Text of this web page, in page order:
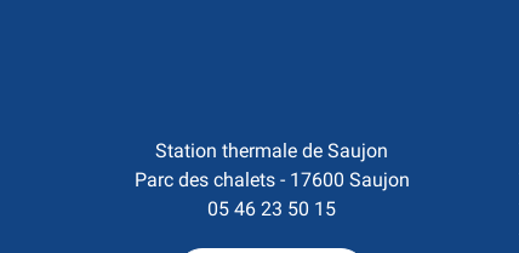
Station thermale de Saujon
Parc des chalets - 17600 Saujon
05 46 23 50 15